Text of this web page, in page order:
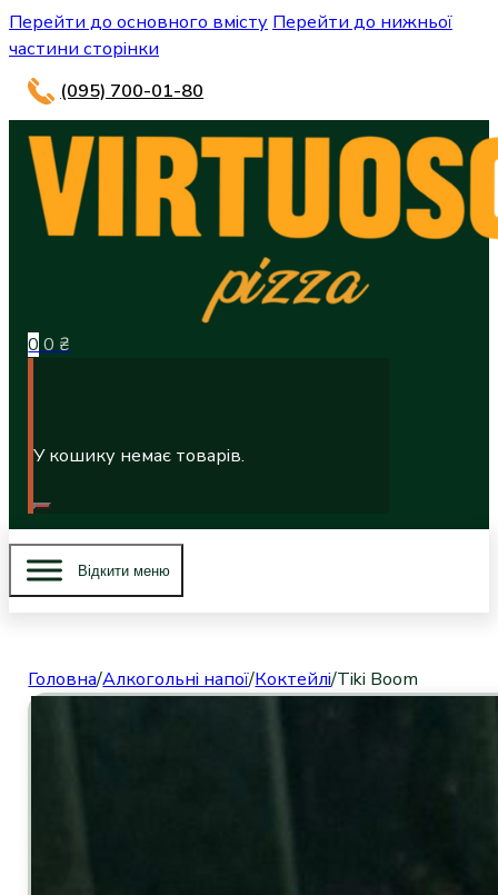
Перейти до основного вмісту Перейти до нижньої
частини сторінки
(095) 700-01-80
0 0 ₴
У кошику немає товарів.
Вiдкити меню
Головна/Алкогольні напої/Коктейлі/Tiki Boom